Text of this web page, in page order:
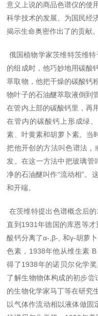
意义上说的商品色谱仪的使
科学技术的发展、为国民经
揭示生命奥密作出了的贡献。
俄国植物学家茨维特茨维
的组成时，他巧妙地用碳酸
萃取物，他把干燥的碳酸钙
物叶子的石油醚萃取液倒到
在管内上部的碳酸钙里，再
在管内的碳酸钙上形成绿
素、叶黄素和胡萝卜素。当
把他开创的方法叫色谱法，
发。在这一方法中把玻璃管
净的石油醚叫作“流动相”。
和开端。
在茨维特提出色谱概念后
直到1931年德国的库恩等
酸钙分离了α-,β-, 和γ-胡萝
色素，1938年他从维生素
得了1938年的诺贝尔化学
了解生物物体构成的初步
的生物化学家马丁等在研究
以气体作流动相以液体做固